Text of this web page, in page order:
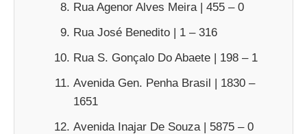
Rua Agenor Alves Meira | 455 – 0
Rua José Benedito | 1 – 316
Rua S. Gonçalo Do Abaete | 198 – 1
Avenida Gen. Penha Brasil | 1830 –
1651
Avenida Inajar De Souza | 5875 – 0